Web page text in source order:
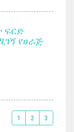
ፍርድ
የሀራጅ
1 2 3